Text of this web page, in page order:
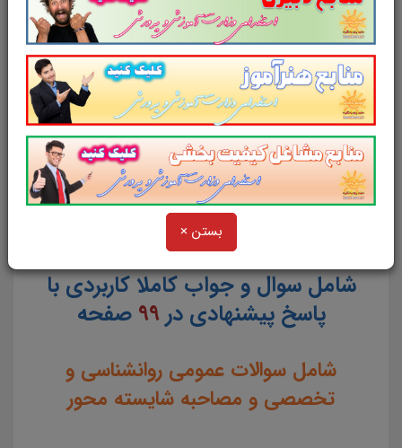
بستن ×
مالی بانک مرکزی پک کامل مصاحبه مشاغل تخصصی مشاغل مدیریت و مهندسی مالی بانک مرکزی بسته کامل
مصاحبه قبول شدگان استخدامی مشاغل تخصصی مشاغل مدیریت و مهندسی مالی بانک مرکزی مجموعه کامل
جزوه آمادگی برای مصاحبه مشاغل تخصصی مشاغل مدیریت و مهندسی مالی بانک مرکزی ایران
مجموعهسوالات آمادگی برای
مصاحبهکارشناس مشاغل مدیریت و
مهندسی مالی
شامل سوال و جواب کاملا کاربردی با
پاسخ پیشنهادی در99 صفحه
شامل سوالات عمومی روانشناسی و
تخصصی و مصاحبه شایسته محور